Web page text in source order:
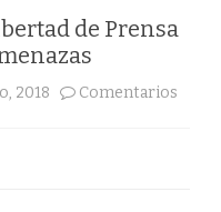
de Prensa
2018
Comentarios